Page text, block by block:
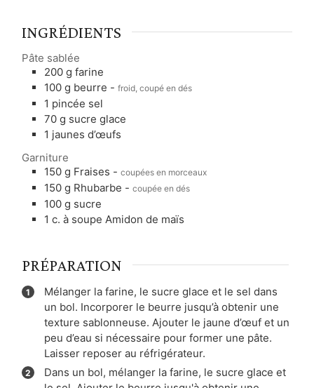
INGRÉDIENTS
Pâte sablée
200 g farine
100 g beurre - froid, coupé en dés
1 pincée sel
70 g sucre glace
1 jaunes d’œufs
Garniture
150 g Fraises - coupées en morceaux
150 g Rhubarbe - coupée en dés
100 g sucre
1 c. à soupe Amidon de maïs
PRÉPARATION
Mélanger la farine, le sucre glace et le sel dans
un bol. Incorporer le beurre jusqu’à obtenir une
texture sablonneuse. Ajouter le jaune d’œuf et un
peu d’eau si nécessaire pour former une pâte.
Laisser reposer au réfrigérateur.
Dans un bol, mélanger la farine, le sucre glace et